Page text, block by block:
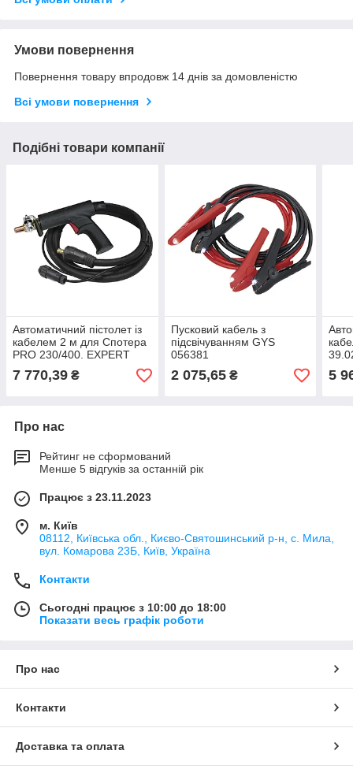
Умови повернення
Повернення товару впродовж 14 днів за домовленістю
Всі умови повернення
Подібні товари компанії
Автоматичний пістолет із
кабелем 2 м для Спотера
PRO 230/400. EXPERT
200/230/400 COMBI
230EPRO 057524
7 770,39 ₴
Пусковий кабель з
підсвічуванням GYS
056381
2 075,65₴ 5
Про нас
Рейтинг не сформований
Менше 5 відгуків за останній рік
Працює з 23.11.2023
м. Київ
08112, Київська обл., Києво-Святошинський р-н, с. Мила,
вул. Комарова 23Б, Київ, Україна
Контакти
Сьогодні працює з 10:00 до 18:00
Показати весь графік роботи
Про нас
Контакти
Доставка та оплата